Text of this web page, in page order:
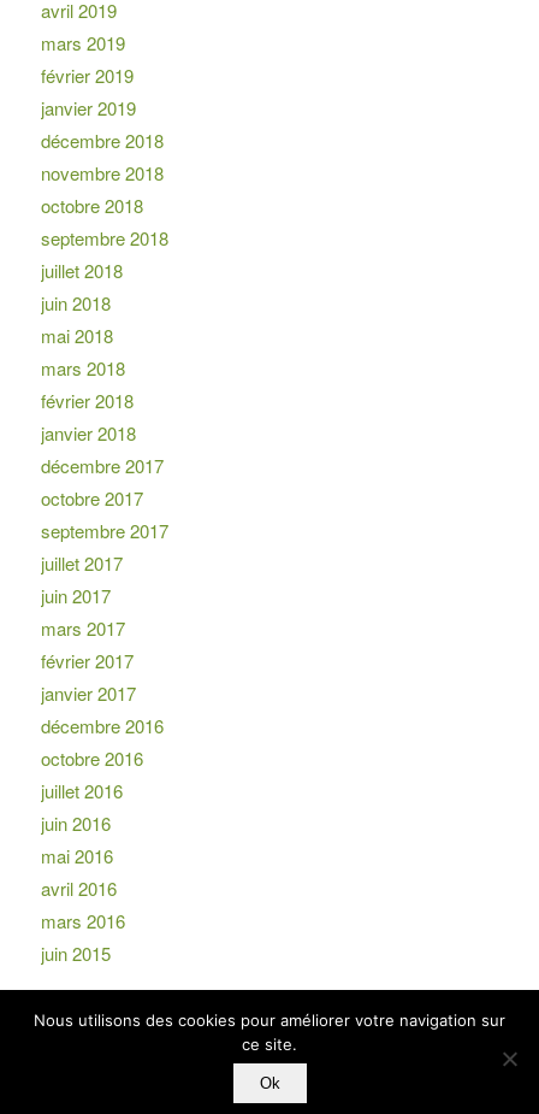
avril 2019
mars 2019
février 2019
janvier 2019
décembre 2018
novembre 2018
octobre 2018
septembre 2018
juillet 2018
juin 2018
mai 2018
mars 2018
février 2018
janvier 2018
décembre 2017
octobre 2017
septembre 2017
juillet 2017
juin 2017
mars 2017
février 2017
janvier 2017
décembre 2016
octobre 2016
juillet 2016
juin 2016
mai 2016
avril 2016
mars 2016
juin 2015
powered by Enfold WordPress Theme
Nous utilisons des cookies pour améliorer votre navigation sur
ce site.
Ok